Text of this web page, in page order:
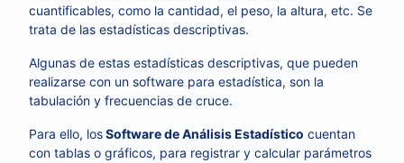
cuantificables, como la cantidad, el peso, la altura, etc. Se
trata de las estadísticas descriptivas.
Algunas de estas estadísticas descriptivas, que pueden
realizarse con un software para estadística, son la
tabulación y frecuencias de cruce.
Para ello, losSoftware de Análisis Estadístico cuentan
con tablas o gráficos, para registrar y calcular parámetros